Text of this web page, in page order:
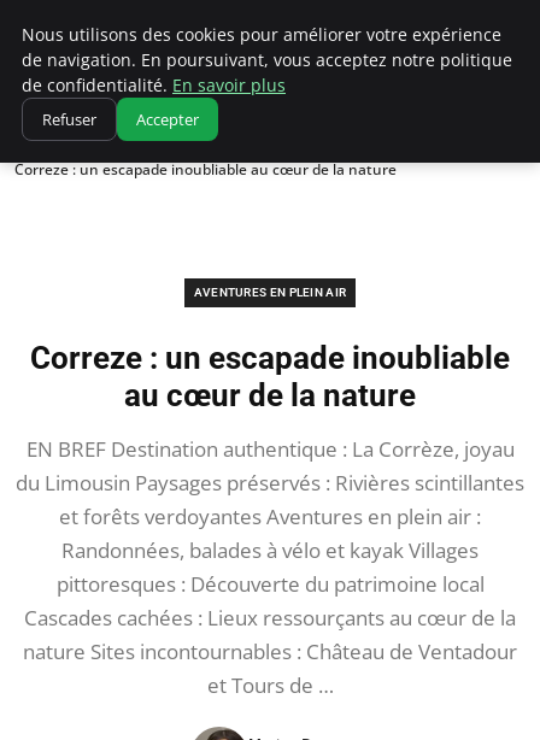
Correze Co
Accueil
Aventures en plein air
Correze : un escapade inoubliable au cœur de la nature
AVENTURES EN PLEIN AIR
Correze : un escapade inoubliable
au cœur de la nature
EN BREF Destination authentique : La Corrèze, joyau
du Limousin Paysages préservés : Rivières scintillantes
et forêts verdoyantes Aventures en plein air :
Randonnées, balades à vélo et kayak Villages
pittoresques : Découverte du patrimoine local
Cascades cachées : Lieux ressourçants au cœur de la
nature Sites incontournables : Château de Ventadour
et Tours de …
Nous utilisons des cookies pour améliorer votre expérience
de navigation. En poursuivant, vous acceptez notre politique
de confidentialité. En savoir plus
Refuser Accepter